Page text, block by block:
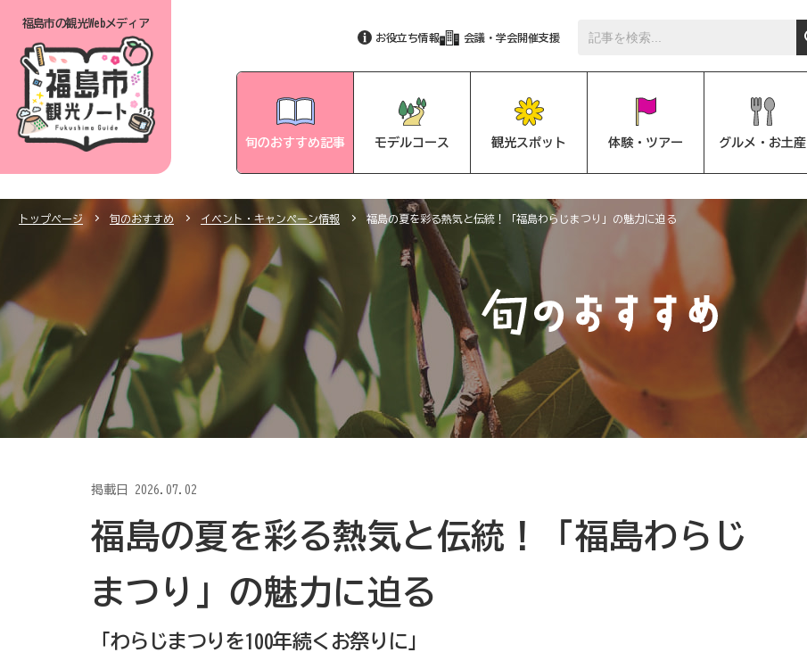
福島市の観光Webメディア
お役立ち情報 会議・学会開催支援
旬のおすすめ記事 モデルコース 観光スポット 体験・ツアー グルメ・お土産
トップページ 旬のおすすめ イベント・キャンペーン情報 福島の夏を彩る熱気と伝統！「福島わらじまつり」の魅力に迫る
掲載日 2026.07.02
福島の夏を彩る熱気と伝統！「福島わらじ
まつり」の魅力に迫る
「わらじまつりを100年続くお祭りに」